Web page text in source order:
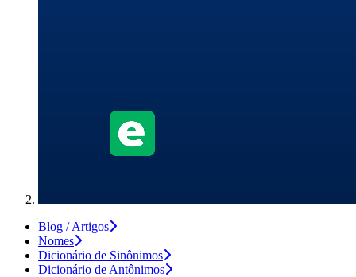
Blog / Artigos
Nomes
Dicionário de Sinônimos
Dicionário de Antônimos